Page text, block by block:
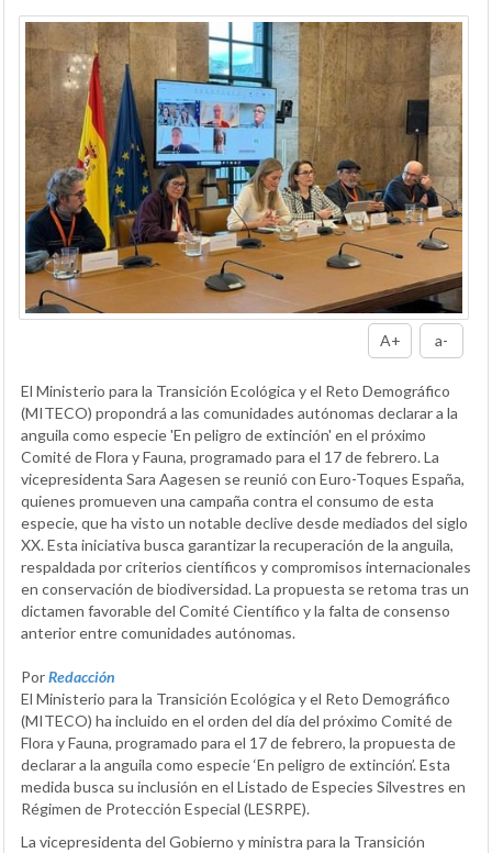
A+ a-
El Ministerio para la Transición Ecológica y el Reto Demográfico
(MITECO) propondrá a las comunidades autónomas declarar a la
anguila como especie 'En peligro de extinción' en el próximo
Comité de Flora y Fauna, programado para el 17 de febrero. La
vicepresidenta Sara Aagesen se reunió con Euro-Toques España,
quienes promueven una campaña contra el consumo de esta
especie, que ha visto un notable declive desde mediados del siglo
XX. Esta iniciativa busca garantizar la recuperación de la anguila,
respaldada por criterios científicos y compromisos internacionales
en conservación de biodiversidad. La propuesta se retoma tras un
dictamen favorable del Comité Científico y la falta de consenso
anterior entre comunidades autónomas.
PorRedacción
El Ministerio para la Transición Ecológica y el Reto Demográfico
(MITECO) ha incluido en el orden del día del próximo Comité de
Flora y Fauna, programado para el 17 de febrero, la propuesta de
declarar a la anguila como especie ‘En peligro de extinción’. Esta
medida busca su inclusión en el Listado de Especies Silvestres en
Régimen de Protección Especial (LESRPE).
La vicepresidenta del Gobierno y ministra para la Transición